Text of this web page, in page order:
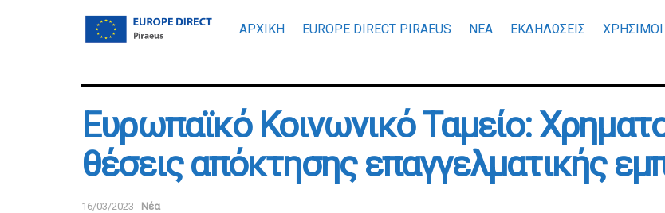
ΑΡΧΙΚΗ EUROPE DIRECT PIRAEUS ΝΕΑ ΕΚΔΗΛΩΣΕΙΣ
Ευρωπαϊκό Κοινωνικό Ταμείο:
θέσεις απόκτησης επαγγελματικής
16/03/2023 Νέα